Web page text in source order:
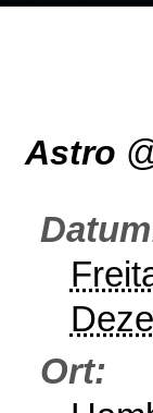
Astro
Datum
Ort